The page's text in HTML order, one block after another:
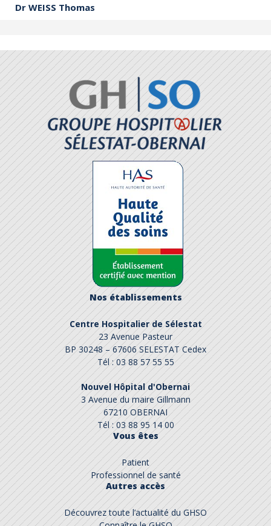
Dr WEISS Thomas
Nos établissements
Centre Hospitalier de Sélestat
23 Avenue Pasteur
BP 30248 – 67606 SELESTAT Cedex
Tél : 03 88 57 55 55
Nouvel Hôpital d'Obernai
3 Avenue du maire Gillmann
67210 OBERNAI
Tél : 03 88 95 14 00
Vous êtes
Patient
Professionnel de santé
Autres accès
Découvrez toute l’actualité du GHSO